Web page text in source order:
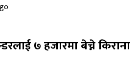
७ हजारमा बेच्ने किराना